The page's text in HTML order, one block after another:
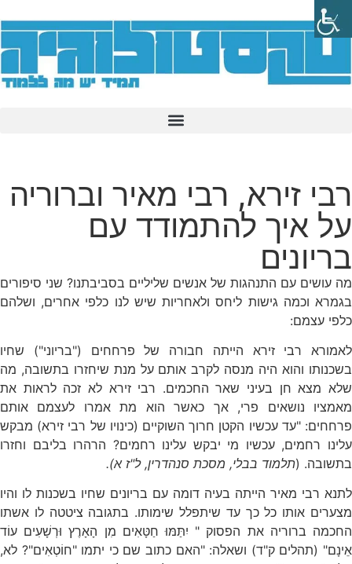
רבי זירא, רבי מאיר וברוריה
על איך להתמודד עם
בריונים
מה עושים עם התנהגות של אנשים שליליים בסביבתנו? שני סיפורים
בגמרא וכמה גישות ליחס ולאחריות שיש לנו כלפי אחרים, ושלהם
כלפי עצמם:
לאמורא רבי זירא הייתה חבורה של פרחחים ("בריוני") שחיו
בשכנותו והוא היה מנסה לקרב אותם על מנת שיחזרו בתשובה, מה
שלא מצא חן בעיני שאר החכמים. רבי זירא לא זכה לראות את
מאמציו נושאים פרי, אך כאשר הוא מת אמרו לעצמם אותם
פרחחים: "עד עכשיו הקטן חרוך השוקיים (כינויו של רבי זירא) מבקש
עלינו רחמים, עכשיו מי יבקש עלינו רחמים? הרהרו בליבם וחזרו
בתשובה. (תלמוד בבלי, מסכת סנהדרין, ל"ז א).
לתנא רבי מאיר הייתה בעיה דומה עם בריונים שחיו בשכנות לו והיו
מצערים אותו כל כך עד שיתפלל שימותו. בתגובה ציטטה לו אשתו
החכמה ברוריה את הפסוק " יִתַּמּוּ חַטָּאִים מִן הָאָרֶץ וּרְשָׁעִים עוֹד
אֵינָם" (תהלים ק"ד) ושאלה: "האם כתוב שם כי יתמו "חוֹטְאִים"? לא,